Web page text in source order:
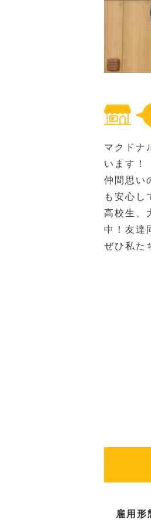
マクドナ
います！
仲間思い
も安心し
高校生、
中！友達
ぜひ私た
雇用形